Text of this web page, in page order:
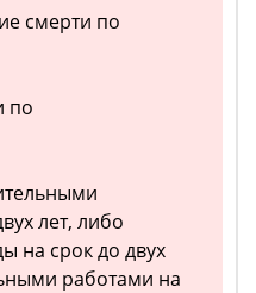
смерти по
по
лет, либо
на срок до двух
работами на